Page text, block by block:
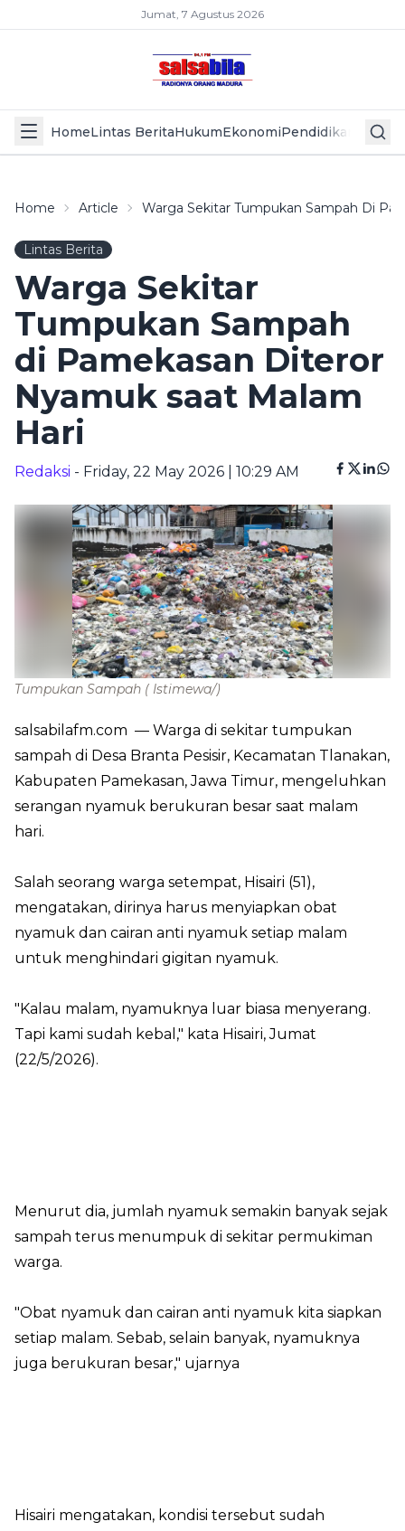
Jumat, 7 Agustus 2026
HomeLintas BeritaHukumEkonomiPendidikan Politik
Home Article Warga Sekitar Tumpukan Sampah Di
Lintas Berita
Warga Sekitar
Tumpukan Sampah
di Pamekasan Diteror
Nyamuk saat Malam
Hari
Redaksi - Friday, 22 May 2026 | 10:29 AM
Tumpukan Sampah ( Istimewa/)
salsabilafm.com — Warga di sekitar tumpukan
sampah di Desa Branta Pesisir, Kecamatan Tlanakan,
Kabupaten Pamekasan, Jawa Timur, mengeluhkan
serangan nyamuk berukuran besar saat malam
hari.
Salah seorang warga setempat, Hisairi (51),
mengatakan, dirinya harus menyiapkan obat
nyamuk dan cairan anti nyamuk setiap malam
untuk menghindari gigitan nyamuk.
"Kalau malam, nyamuknya luar biasa menyerang.
Tapi kami sudah kebal," kata Hisairi, Jumat
(22/5/2026).
Menurut dia, jumlah nyamuk semakin banyak sejak
sampah terus menumpuk di sekitar permukiman
warga.
"Obat nyamuk dan cairan anti nyamuk kita siapkan
setiap malam. Sebab, selain banyak, nyamuknya
juga berukuran besar," ujarnya
Hisairi mengatakan, kondisi tersebut sudah